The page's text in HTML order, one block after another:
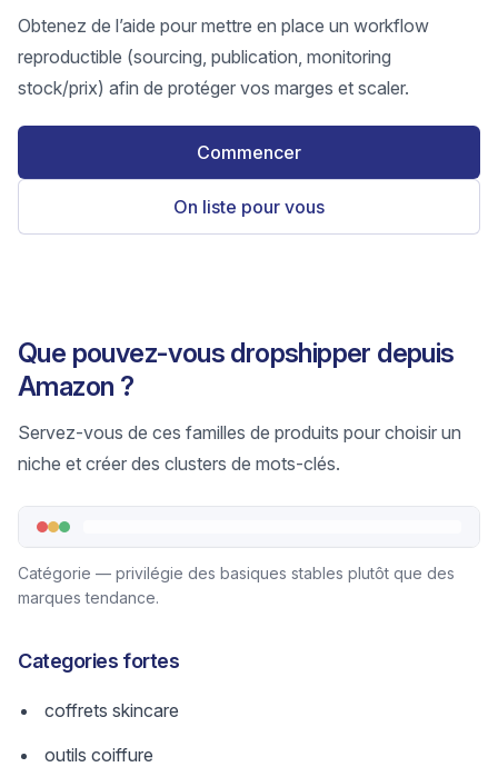
Obtenez de l’aide pour mettre en place un workflow
reproductible (sourcing, publication, monitoring
stock/prix) afin de protéger vos marges et scaler.
Commencer
On liste pour vous
Que pouvez-vous dropshipper depuis
Amazon ?
Servez-vous de ces familles de produits pour choisir un
niche et créer des clusters de mots-clés.
Catégorie — privilégie des basiques stables plutôt que des
marques tendance.
Categories fortes
coffrets skincare
outils coiffure